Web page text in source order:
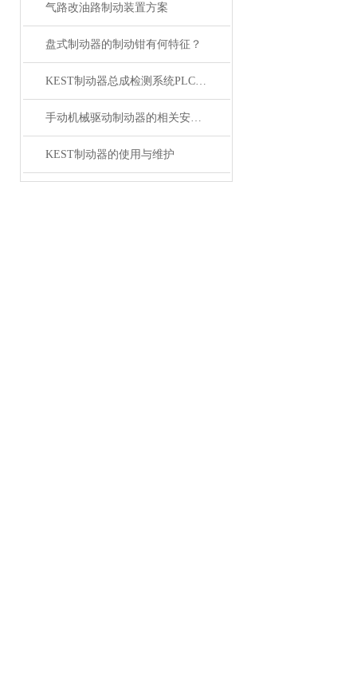
气路改油路制动装置方案
盘式制动器的制动钳有何特征？
KEST制动器总成检测系统PLC技术的应用
手动机械驱动制动器的相关安全要求
KEST制动器的使用与维护